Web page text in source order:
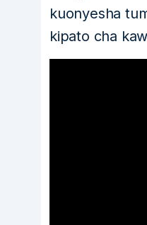
kuonyesha
kipato cha